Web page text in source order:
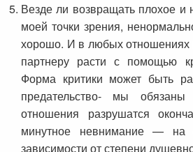
Везде ли возвращать плохое
моей точки зрения,
хорошо. И в любых отношениях
партнеру расти с помощью
Форма критики может быть
предательство- мы обязаны
отношения разрушатся
минутное невнимание — на
зависимости от степени